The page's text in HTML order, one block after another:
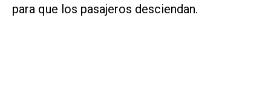
para que los pasajeros desciendan.